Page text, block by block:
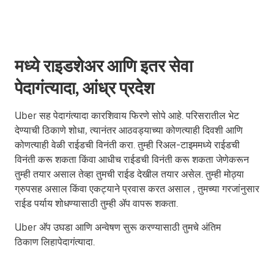
मध्ये राइडशेअर आणि इतर सेवा
पेदागंत्यादा, आंध्र प्रदेश
Uber सह पेदागंत्यादा कारशिवाय फिरणे सोपे आहे. परिसरातील भेट
देण्याची ठिकाणे शोधा, त्यानंतर आठवड्याच्या कोणत्याही दिवशी आणि
कोणत्याही वेळी राईडची विनंती करा. तुम्ही रिअल-टाइममध्ये राईडची
विनंती करू शकता किंवा आधीच राईडची विनंती करू शकता जेणेकरून
तुम्ही तयार असाल तेव्हा तुमची राईड देखील तयार असेल. तुम्ही मोठ्या
ग्रुपसह असाल किंवा एकट्याने प्रवास करत असाल , तुमच्या गरजांनुसार
राईड पर्याय शोधण्यासाठी तुम्ही ॲप वापरू शकता.
Uber अ‍ॅप उघडा आणि अन्वेषण सुरू करण्यासाठी तुमचे अंतिम
ठिकाण लिहापेदागंत्यादा.